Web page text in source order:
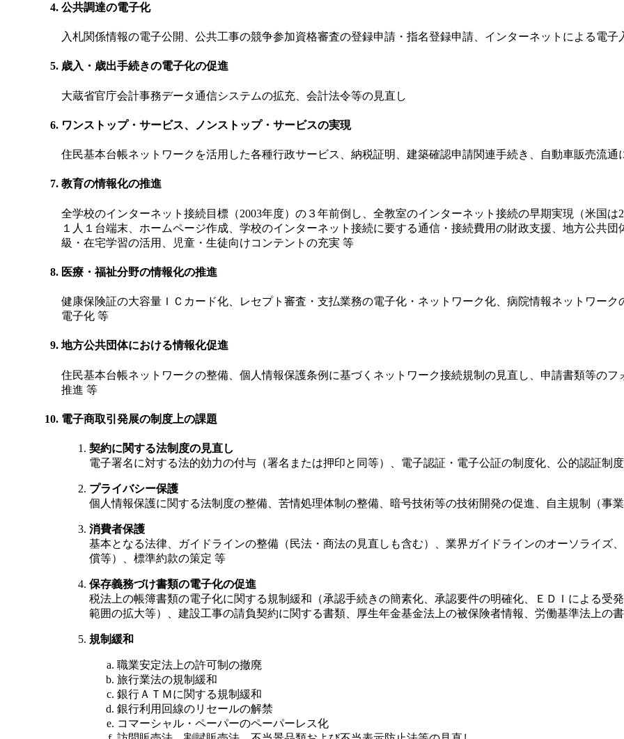
公共調達の電子化
入札関係情報の電子公開、公共工事の競争参加資格審査の登録申請・指名登録申請、インターネットによる電子
歳入・歳出手続きの電子化の促進
大蔵省官庁会計事務データ通信システムの拡充、会計法令等の見直し
ワンストップ・サービス、ノンストップ・サービスの実現
住民基本台帳ネットワークを活用した各種行政サービス、納税証明、建築確認申請関連手続き、自動車販売流
教育の情報化の推進
全学校のインターネット接続目標（2003年度）の３年前倒し、全教室のインターネット接続の早期実現（米国
１人１台端末、ホームページ作成、学校のインターネット接続に要する通信・接続費用の財政支援、地方公共
級・在宅学習の活用、児童・生徒向けコンテントの充実 等
医療・福祉分野の情報化の推進
健康保険証の大容量ＩＣカード化、レセプト審査・支払業務の電子化・ネットワーク化、病院情報ネットワー
電子化 等
地方公共団体における情報化促進
住民基本台帳ネットワークの整備、個人情報保護条例に基づくネットワーク接続規制の見直し、申請書類等の
推進 等
電子商取引発展の制度上の課題
契約に関する法制度の見直し
電子署名に対する法的効力の付与（署名または押印と同等）、電子認証・電子公証の制度化、公的認証制
プライバシー保護
個人情報保護に関する法制度の整備、苦情処理体制の整備、暗号技術等の技術開発の促進、自主規制（事
消費者保護
基本となる法律、ガイドラインの整備（民法・商法の見直しも含む）、業界ガイドラインのオーソライズ
償等）、標準約款の策定 等
保存義務づけ書類の電子化の促進
税法上の帳簿書類の電子化に関する規制緩和（承認手続きの簡素化、承認要件の明確化、ＥＤＩによる受
範囲の拡大等）、建設工事の請負契約に関する書類、厚生年金基金法上の被保険者情報、労働基準法上の
規制緩和
職業安定法上の許可制の撤廃
旅行業法の規制緩和
銀行ＡＴＭに関する規制緩和
銀行利用回線のリセールの解禁
コマーシャル・ペーパーのペーパーレス化